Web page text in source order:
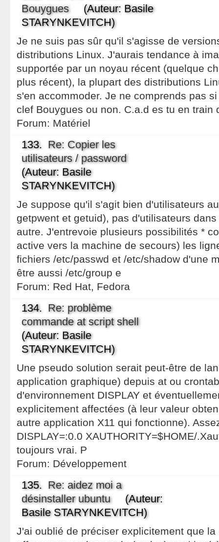
Bouygues(Auteur: Basile
STARYNKEVITCH)
Je ne suis pas sûr qu'il s'agisse de
distributions Linux. J'aurais tendance à
supportée par un noyau récent (quelque
plus récent), la plupart des distributions
s'en accommoder. Je ne comprends pas
clef Bouygues ou non. C.a.d es tu en train
Forum: Matériel
133. Re: Copier les
utilisateurs / password
(Auteur: Basile
STARYNKEVITCH)
Je suppose qu'il s'agit bien d'utilisateurs
getpwent et getuid), pas d'utilisateurs
autre. J'entrevoie plusieurs possibilités *
active vers la machine de secours) les
fichiers /etc/passwd et /etc/shadow d'une
être aussi /etc/group e
Forum: Red Hat, Fedora
134. Re: problème
commande at script shell
(Auteur: Basile
STARYNKEVITCH)
Une pseudo solution serait peut-être de
application graphique) depuis at ou
d'environnement DISPLAY et
explicitement affectées (à leur valeur
autre application X11 qui fonctionne).
DISPLAY=:0.0 XAUTHORITY=$HOME/
toujours vrai. P
Forum: Développement
135. Re: aidez moi a
désinstaller ubuntu(Auteur:
Basile STARYNKEVITCH)
J'ai oublié de préciser explicitement que